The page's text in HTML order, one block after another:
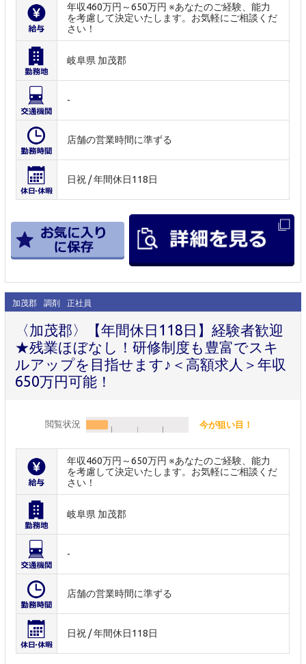
年収460万円～650万円 ※あなたのご経験、能力
を考慮して決定いたします。お気軽にご相談くだ
さい！
岐阜県 加茂郡
-
店舗の営業時間に準ずる
日祝 / 年間休日118日
加茂郡 調剤 正社員
〈加茂郡〉【年間休日118日】経験者歓迎
★残業ほぼなし！研修制度も豊富でスキ
ルアップを目指せます♪＜高額求人＞年収
650万円可能！
閲覧状況 今が狙い目！
年収460万円～650万円 ※あなたのご経験、能力
を考慮して決定いたします。お気軽にご相談くだ
さい！
岐阜県 加茂郡
-
店舗の営業時間に準ずる
日祝 / 年間休日118日